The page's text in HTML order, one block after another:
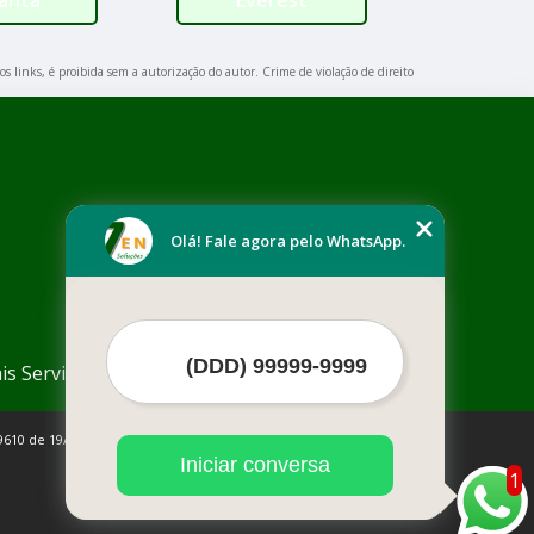
links, é proibida sem a autorização do autor. Crime de violação de direito
Serviços
de 19/02/1998)
1
Olá! Fale agora pelo WhatsApp.
Iniciar conversa